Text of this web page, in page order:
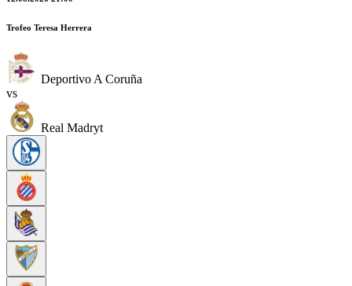
Trofeo Teresa Herrera
Deportivo A Coruña
vs
Real Madryt